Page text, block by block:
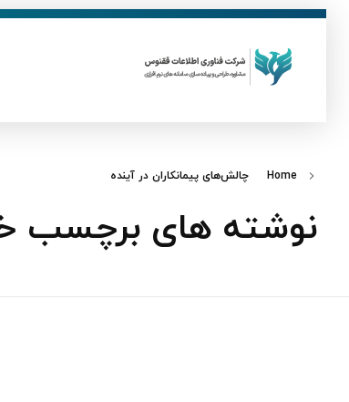
Home چالش‌های پیمانکاران در آینده
نوشته های برچسب